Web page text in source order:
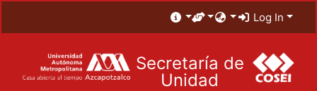
Log In
Secretaría de
Unidad